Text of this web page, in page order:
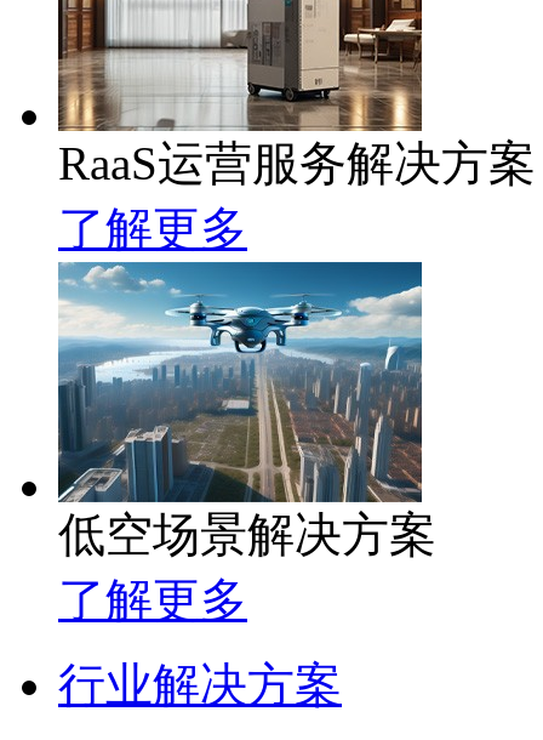
RaaS运营服务解决方案
了解更多
低空场景解决方案
了解更多
行业解决方案